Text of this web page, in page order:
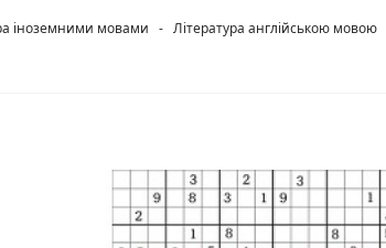
іноземними мовами - Література англійською мовою